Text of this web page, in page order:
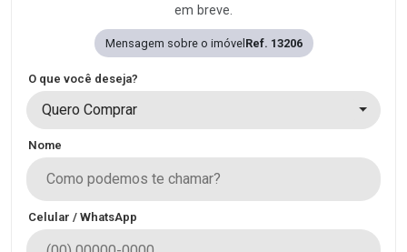
em breve.
Mensagem sobre o imóvel Ref. 13206
O que você deseja?
Quero Comprar
Nome
Celular / WhatsApp